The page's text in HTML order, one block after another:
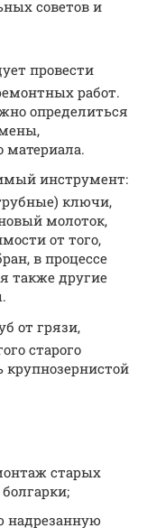
советов и
провести
работ.
определиться
материала.
инструмент:
ключи,
молоток,
от того,
в процессе
также другие
от грязи,
старого
старых
надрезанную